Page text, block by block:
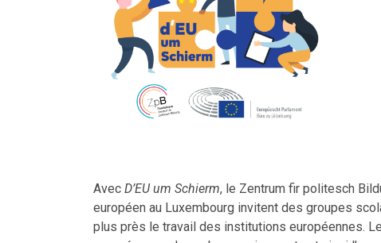
Avec D’EU um Schierm, le Zentrum fir politesch
européen au Luxembourg invitent des groupes
plus près le travail des institutions européennes.